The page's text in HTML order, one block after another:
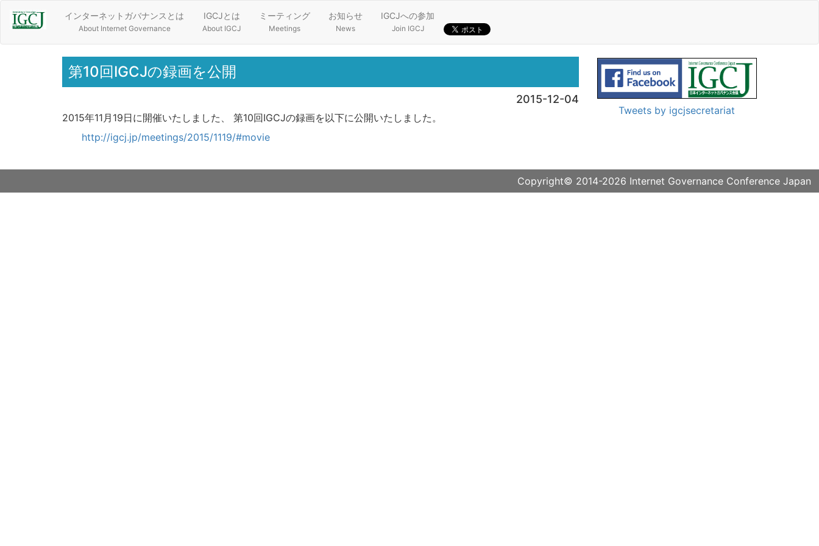
インターネットガバナンスとは
About Internet Governance
IGCJとは
About IGCJ
ミーティング
Meetings
お知らせ
News
IGCJへの参加
Join IGCJ
第10回IGCJの録画を公開
2015-12-04
2015年11月19日に開催いたしました、 第10回IGCJの録画を以下に公開いたしました。
http://igcj.jp/meetings/2015/1119/#movie
Tweets by igcjsecretariat
Copyright© 2014-2026 Internet Governance Conference Japan